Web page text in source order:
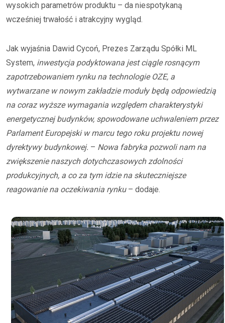
wysokich parametrów produktu – da niespotykaną
wcześniej trwałość i atrakcyjny wygląd.
Jak wyjaśnia Dawid Cycoń, Prezes Zarządu Spółki ML
System, inwestycja podyktowana jest ciągle rosnącym
zapotrzebowaniem rynku na technologie OZE, a
wytwarzane w nowym zakładzie moduły będą odpowiedzią
na coraz wyższe wymagania względem charakterystyki
energetycznej budynków, spowodowane uchwaleniem przez
Parlament Europejski w marcu tego roku projektu nowej
dyrektywy budynkowej. – Nowa fabryka pozwoli nam na
zwiększenie naszych dotychczasowych zdolności
produkcyjnych, a co za tym idzie na skuteczniejsze
reagowanie na oczekiwania rynku– dodaje.